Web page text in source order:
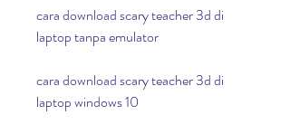
cara download scary teacher 3d di
laptop tanpa emulator
cara download scary teacher 3d di
laptop windows 10